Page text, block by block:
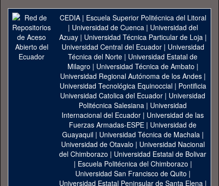
CEDIA| Escuela Superior Politécnica del Litoral
| Universidad de Cuenca| Universidad del
Azuay| Universidad Técnica Particular de Loja|
Universidad Central del Ecuador| Universidad
Técnica del Norte | Universidad Estatal de
Milagro | Universidad Técnica de Ambato |
Universidad Regional Autónoma de los Andes|
Universidad Tecnológica Equinoccial| Pontificia
Universidad Catolica del Ecuador | Universidad
Politécnica Salesiana | Universidad
Internacional del Ecuador | Universidad de las
Fuerzas Armadas-ESPE | Universidad de
Guayaquil| Universidad Técnica de Machala|
Universidad de Otavalo | Universidad Nacional
del Chimborazo | Universidad Estatal de Bolivar
| Escuela Politécnica del Chimborazo |
Universidad San Francisco de Quito |
Universidad Estatal Peninsular de Santa Elena|